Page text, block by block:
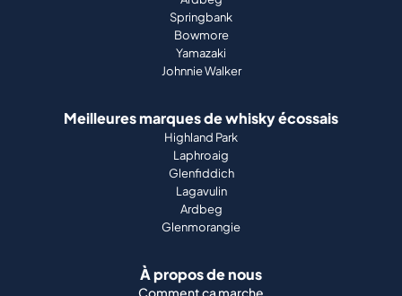
Springbank
Bowmore
Yamazaki
Johnnie Walker
Meilleures marques de whisky écossais
Highland Park
Laphroaig
Glenfiddich
Lagavulin
Ardbeg
Glenmorangie
À propos de nous
Comment ça marche